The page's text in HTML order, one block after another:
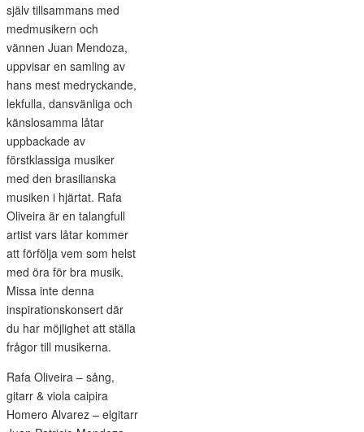
själv tillsammans med
medmusikern och
vännen Juan Mendoza,
uppvisar en samling av
hans mest medryckande,
lekfulla, dansvänliga och
känslosamma låtar
uppbackade av
förstklassiga musiker
med den brasilianska
musiken i hjärtat. Rafa
Oliveira är en talangfull
artist vars låtar kommer
att förfölja vem som helst
med öra för bra musik.
Missa inte denna
inspirationskonsert där
du har möjlighet att ställa
frågor till musikerna.
Rafa Oliveira – sång,
gitarr & viola caipira
Homero Alvarez – elgitarr